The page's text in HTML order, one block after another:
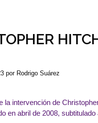
por Rodrigo Suárez
la intervención de
en abril de 2008,